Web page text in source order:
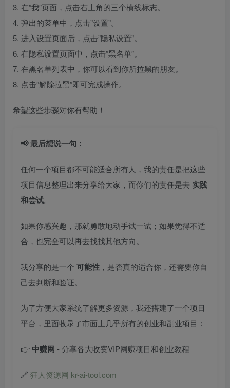
3. 在”我”页面，点击右上角的三个横线标志。
4. 弹出的菜单中，点击”设置”。
5. 进入设置页面后，点击”隐私设置”。
6. 在隐私设置页面中，点击”黑名单”。
7. 在黑名单列表中，你可以看到你所拉黑的朋友。
8. 点击”解除拉黑”即可完成操作。
希望这些步骤对你有帮助！
📢 最后想说一句：
任何一个项目都不可能适合所有人，我的责任是把这些
项目信息整理出来分享给大家，而你们的责任是去 实践
和尝试。
如果你感兴趣，那就勇敢地动手试一试；如果觉得不适
合，也完全可以再去找找其他方向。
我分享的是一个 可能性 ，是否真的适合你，还需要你自
己去判断和验证。
为了方便大家系统了解更多资源，我还搭建了一个项目
平台，里面收录了市面上几乎所有的创业和副业项目：
👉 中赚网 - 分享各大收费VIP网赚项目和创业教程
🔗 狂人资源网 kr-ai-tool.com